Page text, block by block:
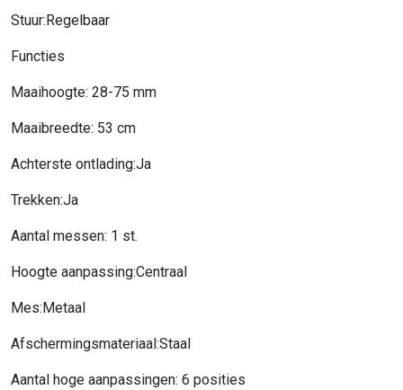
Stuur:Regelbaar
Functies
Maaihoogte: 28-75 mm
Maaibreedte: 53 cm
Achterste ontlading:Ja
Trekken:Ja
Aantal messen: 1 st.
Hoogte aanpassing:Centraal
Mes:Metaal
Afschermingsmateriaal:Staal
Aantal hoge aanpassingen: 6 posities